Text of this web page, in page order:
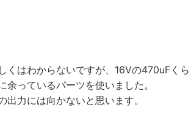
くはわからないですが、16Vの470uFくら
っているパーツを使いました。
力には向かないと思います。